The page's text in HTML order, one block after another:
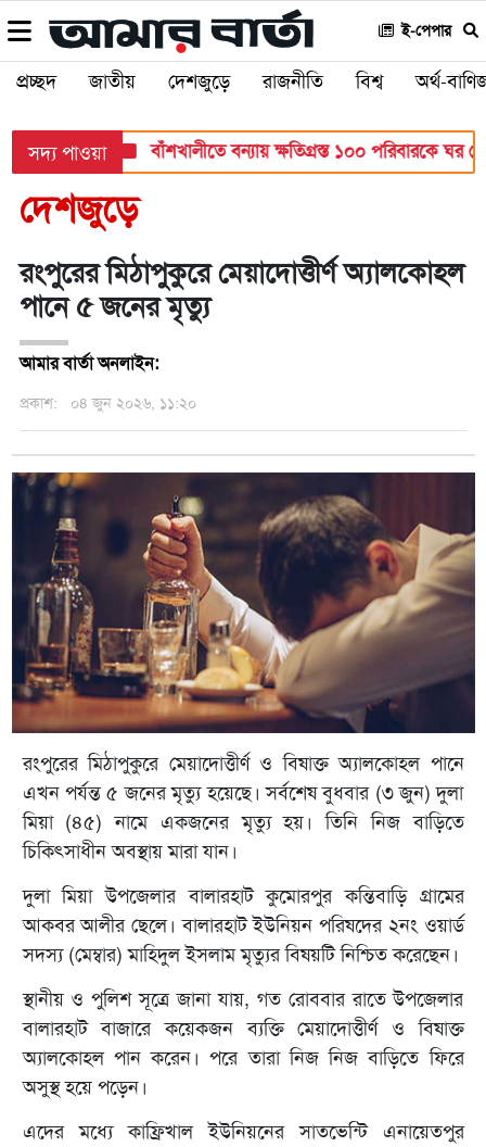
ই-পেপার
প্রচ্ছদ জাতীয় দেশজুড়ে রাজনীতি বিশ্ব অর্থ-
সদ্য পাওয়া
মন্ত্রণালয় বাঁশখালীতে বন্যায় ক্ষতিগ্রস্ত ১০০ পরিবারকে ঘর দেবেন
দেশজুড়ে
রংপুরের মিঠাপুকুরে মেয়াদোত্তীর্ণ অ্যালকোহল
পানে ৫ জনের মৃত্যু
আমার বার্তা অনলাইন:
প্রকাশ: ০৪ জুন ২০২৬, ১১:২০
রংপুরের মিঠাপুকুরে মেয়াদোত্তীর্ণ ও বিষাক্ত অ্যালকোহল পানে
এখন পর্যন্ত ৫ জনের মৃত্যু হয়েছে। সর্বশেষ বুধবার (৩ জুন) দুলা
মিয়া (৪৫) নামে একজনের মৃত্যু হয়। তিনি নিজ বাড়িতে
চিকিৎসাধীন অবস্থায় মারা যান।
দুলা মিয়া উপজেলার বালারহাট কুমোরপুর কন্তিবাড়ি গ্রামের
আকবর আলীর ছেলে। বালারহাট ইউনিয়ন পরিষদের ২নং ওয়ার্ড
সদস্য (মেম্বার) মাহিদুল ইসলাম মৃত্যুর বিষয়টি নিশ্চিত করেছেন।
স্থানীয় ও পুলিশ সূত্রে জানা যায়, গত রোববার রাতে উপজেলার
বালারহাট বাজারে কয়েকজন ব্যক্তি মেয়াদোত্তীর্ণ ও বিষাক্ত
অ্যালকোহল পান করেন। পরে তারা নিজ নিজ বাড়িতে ফিরে
অসুস্থ হয়ে পড়েন।
এদের মধ্যে কাফ্রিখাল ইউনিয়নের সাতভেন্টি এনায়েতপুর